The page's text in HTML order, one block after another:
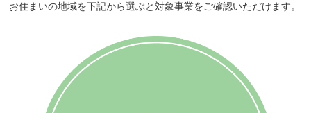
お住まいの地域を下記から選ぶと対象事業をご確認いただけます。